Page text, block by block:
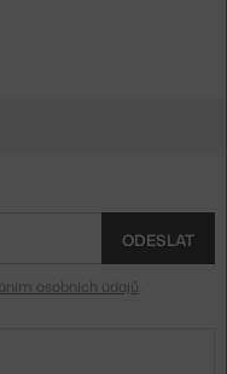
ODESLAT
osobních údajů